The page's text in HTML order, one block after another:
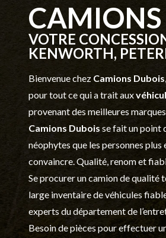
VOTRE
KENWORTH,
Bienvenue chez Camions Dubois
pour tout ce qui a trait aux
provenant des meilleures
Camions Dubois se fait un point
néophytes que les personnes
convaincre. Qualité, renom et
Se procurer un camion de qualité
large inventaire de véhicules
experts du département de l’
Besoin de pièces pour effectuer